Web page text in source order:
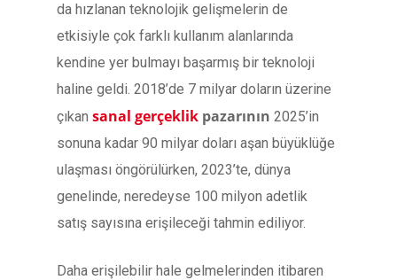
da hızlanan teknolojik gelişmelerin de
etkisiyle çok farklı kullanım alanlarında
kendine yer bulmayı başarmış bir teknoloji
haline geldi. 2018’de 7 milyar doların üzerine
çıkan sanal gerçeklik pazarının 2025’in
sonuna kadar 90 milyar doları aşan büyüklüğe
ulaşması öngörülürken, 2023’te, dünya
genelinde, neredeyse 100 milyon adetlik
satış sayısına erişileceği tahmin ediliyor.
Daha erişilebilir hale gelmelerinden itibaren